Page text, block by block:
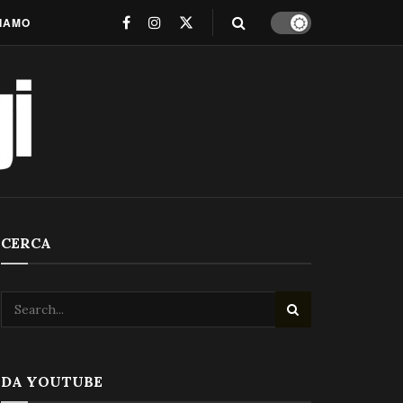
CERCA
DA YOUTUBE